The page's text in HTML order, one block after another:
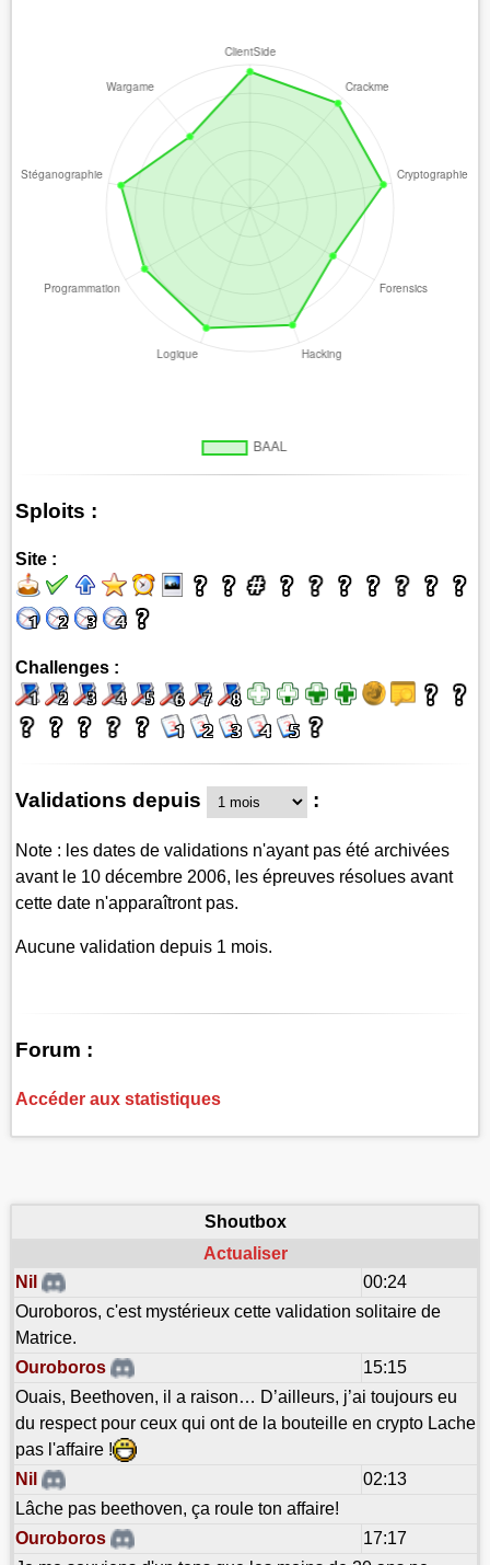
Sploits :
Site :
Challenges :
Validations depuis :
Note : les dates de validations n'ayant pas été archivées
avant le 10 décembre 2006, les épreuves résolues avant
cette date n'apparaîtront pas.
Aucune validation depuis 1 mois.
Forum :
Accéder aux statistiques
Shoutbox
Actualiser
Nil
00:24
Ouroboros, c'est mystérieux cette validation solitaire de
Matrice.
Ouroboros
15:15
Ouais, Beethoven, il a raison… D’ailleurs, j’ai toujours eu
du respect pour ceux qui ont de la bouteille en crypto Lache
pas l'affaire !
Nil
02:13
Lâche pas beethoven, ça roule ton affaire!
Ouroboros
17:17